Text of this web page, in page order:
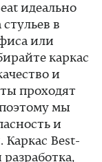
идеально
в
или
каркас
и
проходят
мы
и
Best-